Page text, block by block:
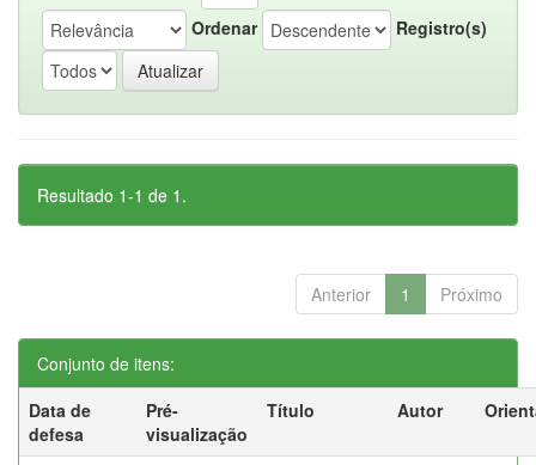
Ordenar
Registro(s)
Resultado 1-1 de 1.
Anterior 1 Próximo
Conjunto de itens:
Data de
defesa
Pré-
visualização
Título Autor